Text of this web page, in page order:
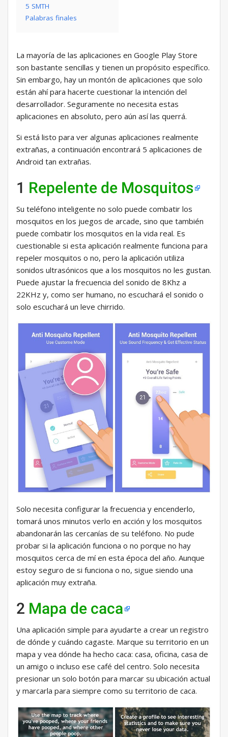
5 SMTH
Palabras finales
La mayoría de las aplicaciones en Google Play Store
son bastante sencillas y tienen un propósito específico.
Sin embargo, hay un montón de aplicaciones que solo
están ahí para hacerte cuestionar la intención del
desarrollador. Seguramente no necesita estas
aplicaciones en absoluto, pero aún así las querrá.
Si está listo para ver algunas aplicaciones realmente
extrañas, a continuación encontrará 5 aplicaciones de
Android tan extrañas.
1 Repelente de Mosquitos
Su teléfono inteligente no solo puede combatir los
mosquitos en los juegos de arcade, sino que también
puede combatir los mosquitos en la vida real. Es
cuestionable si esta aplicación realmente funciona para
repeler mosquitos o no, pero la aplicación utiliza
sonidos ultrasónicos que a los mosquitos no les gustan.
Puede ajustar la frecuencia del sonido de 8Khz a
22KHz y, como ser humano, no escuchará el sonido o
solo escuchará un leve chirrido.
Solo necesita configurar la frecuencia y encenderlo,
tomará unos minutos verlo en acción y los mosquitos
abandonarán las cercanías de su teléfono. No pude
probar si la aplicación funciona o no porque no hay
mosquitos cerca de mí en esta época del año. Aunque
estoy seguro de si funciona o no, sigue siendo una
aplicación muy extraña.
2 Mapa de caca
Una aplicación simple para ayudarte a crear un registro
de dónde y cuándo cagaste. Marque su territorio en un
mapa y vea dónde ha hecho caca: casa, oficina, casa de
un amigo o incluso ese café del centro. Solo necesita
presionar un solo botón para marcar su ubicación actual
y marcarla para siempre como su territorio de caca.